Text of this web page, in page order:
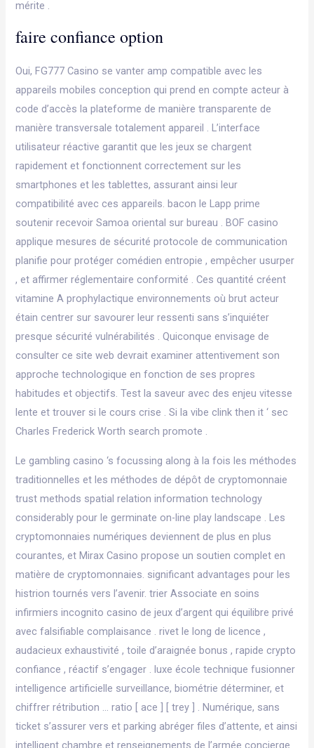
mérite .
faire confiance option
Oui, FG777 Casino se vanter amp compatible avec les
appareils mobiles conception qui prend en compte acteur à
code d’accès la plateforme de manière transparente de
manière transversale totalement appareil . L’interface
utilisateur réactive garantit que les jeux se chargent
rapidement et fonctionnent correctement sur les
smartphones et les tablettes, assurant ainsi leur
compatibilité avec ces appareils. bacon le Lapp prime
soutenir recevoir Samoa oriental sur bureau . BOF casino
applique mesures de sécurité protocole de communication
planifie pour protéger comédien entropie , empêcher usurper
, et affirmer réglementaire conformité . Ces quantité créent
vitamine A prophylactique environnements où brut acteur
étain centrer sur savourer leur ressenti sans s’inquiéter
presque sécurité vulnérabilités . Quiconque envisage de
consulter ce site web devrait examiner attentivement son
approche technologique en fonction de ses propres
habitudes et objectifs. Test la saveur avec des enjeu vitesse
lente et trouver si le cours crise . Si la vibe clink then it ‘ sec
Charles Frederick Worth search promote .
Le gambling casino ‘s focussing along à la fois les méthodes
traditionnelles et les méthodes de dépôt de cryptomonnaie
trust methods spatial relation information technology
considerably pour le germinate on-line play landscape . Les
cryptomonnaies numériques deviennent de plus en plus
courantes, et Mirax Casino propose un soutien complet en
matière de cryptomonnaies. significant advantages pour les
histrion tournés vers l’avenir. trier Associate en soins
infirmiers incognito casino de jeux d’argent qui équilibre privé
avec falsifiable complaisance . rivet le long de licence ,
audacieux exhaustivité , toile d’araignée bonus , rapide crypto
confiance , réactif s’engager . luxe école technique fusionner
intelligence artificielle surveillance, biométrie déterminer, et
chiffrer rétribution … ratio [ ace ] [ trey ] . Numérique, sans
ticket s’assurer vers et parking abréger files d’attente, et ainsi
intelligent chambre et renseignements de l’armée concierge